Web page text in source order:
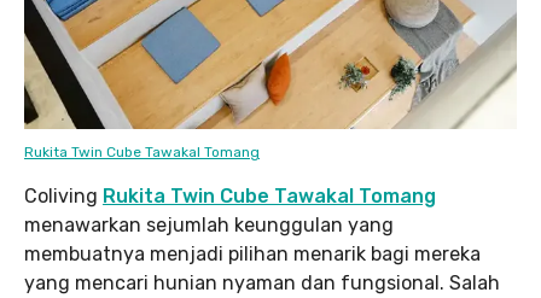
Rukita Twin Cube Tawakal Tomang
Coliving Rukita Twin Cube Tawakal Tomang
menawarkan sejumlah keunggulan yang
membuatnya menjadi pilihan menarik bagi mereka
yang mencari hunian nyaman dan fungsional. Salah